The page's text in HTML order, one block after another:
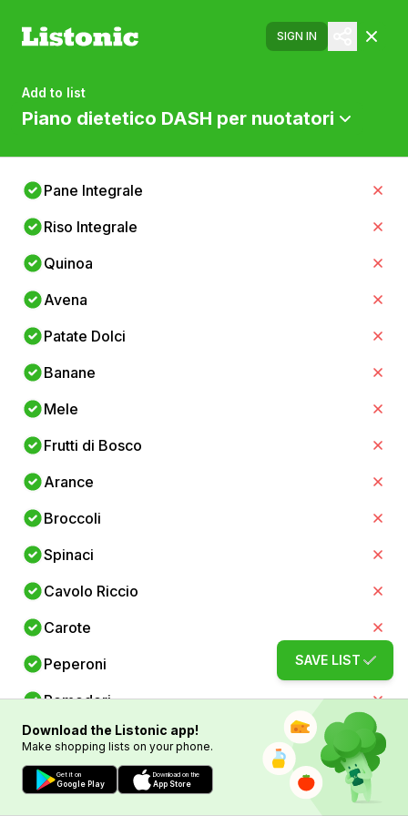
SIGN IN
Add to list
Piano dietetico DASH per nuotatori
Pane Integrale
Riso Integrale
Quinoa
Avena
Patate Dolci
Banane
Mele
Frutti di Bosco
Arance
Broccoli
Spinaci
Cavolo Riccio
Carote
Peperoni
Pomodori
Yogurt Magro
Latte Scremato
SAVE LIST
Download the Listonic app!
Make shopping lists on your phone.
Get it on
Google Play
Download on the
App Store